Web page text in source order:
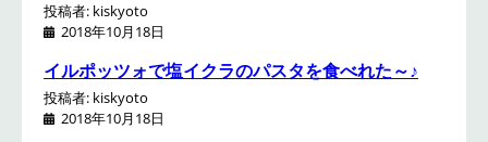
投稿者: kiskyoto
2018年10月18日
イルポッツォで塩イクラのパスタを食べれた～♪
投稿者: kiskyoto
2018年10月18日